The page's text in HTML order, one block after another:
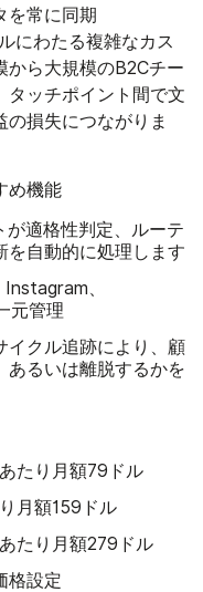
を常に同期
にわたる複雑なカス
から大規模のB2Cチー
タッチポイント間で文
損失につながりま
め機能
が適格性判定、ルーテ
を自動的に処理します
、
元管理
イクル追跡により、顧
あるいは離脱するかを
たり月額79ドル
月額159ドル
たり月額279ドル
格設定